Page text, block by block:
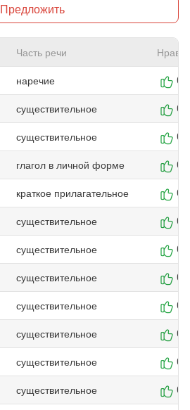
Предложить
Часть речи
наречие 0
существительное 0
существительное 0
глагол в личной форме 0
краткое прилагательное 0
существительное 0
существительное 0
существительное 0
существительное 0
существительное 0
существительное 0
существительное 0